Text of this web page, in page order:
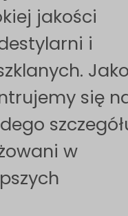
jakości
i
się
w